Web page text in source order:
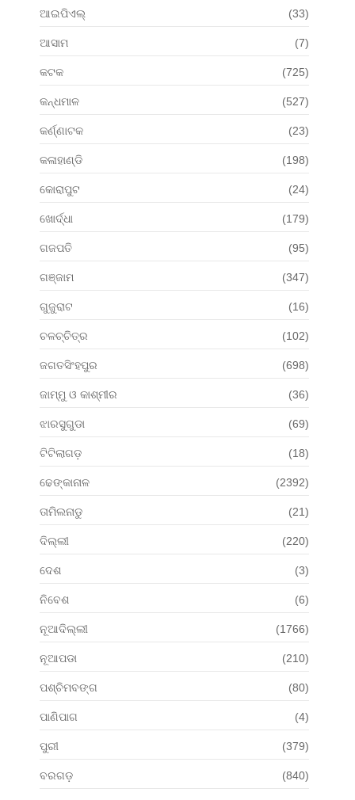
ଆଇପିଏଲ୍ (33)
ଆସାମ (7)
କଟକ (725)
କନ୍ଧମାଳ (527)
କର୍ଣ୍ଣାଟକ (23)
କଳାହାଣ୍ଡି (198)
କୋରାପୁଟ (24)
ଖୋର୍ଦ୍ଧା (179)
ଗଜପତି (95)
ଗଞ୍ଜାମ (347)
ଗୁଜୁରାଟ (16)
ଚଳଚ୍ଚିତ୍ର (102)
ଜଗତସିଂହପୁର (698)
ଜାମ୍ମୁ ଓ କାଶ୍ମୀର (36)
ଝାରସୁଗୁଡା (69)
ଟିଟିଲାଗଡ଼ (18)
ଢେଙ୍କାନାଳ (2392)
ତାମିଲନାଡୁ (21)
ଦିଲ୍ଲୀ (220)
ଦେଶ (3)
ନିବେଶ (6)
ନୂଆଦିଲ୍ଲୀ (1766)
ନୂଆପଡା (210)
ପଶ୍ଚିମବଙ୍ଗ (80)
ପାଣିପାଗ (4)
ପୁରୀ (379)
ବରଗଡ଼ (840)